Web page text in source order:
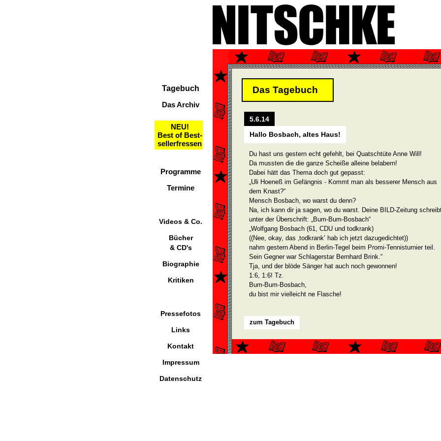
Tagebuch
Das Archiv
NEU!
Best of Best-
sellerfressen
Programme
Termine
Videos & Co.
Bücher
& CD's
Biographie
Kritiken
Pressefotos
Links
Kontakt
Impressum
Datenschutz
Das Tagebuch
5.6.14
Hallo Bosbach, altes Haus!
Du hast uns gestern echt gefehlt, bei Quatschtüte Anne Will!
Da mussten die die ganze Scheiße alleine belabern!
Dabei hätt das Thema doch gut gepasst:
„Uli Hoeneß im Gefängnis - Kommt man als besserer Mensch aus
dem Knast?“
Mensch Bosbach, wo warst du denn?
Na, ich kann dir ja sagen, wo du warst. Deine BILD-Zeitung
unter der Überschrift: „Bum-Bum-Bosbach“
„Wolfgang Bosbach (61, CDU und todkrank)
((Nee, okay, das ‚todkrank’ hab ich jetzt dazugedichtet))
nahm gestern Abend in Berlin-Tegel beim Promi-Tennisturnier teil.
Sein Gegner war Schlagerstar Bernhard Brink.“
Tja, und der blöde Sänger hat auch noch gewonnen!
1:6, 1:6! Tz.
Bum-Bum-Bosbach,
du bist mir vielleicht ne Flasche!
zum Tagebuch